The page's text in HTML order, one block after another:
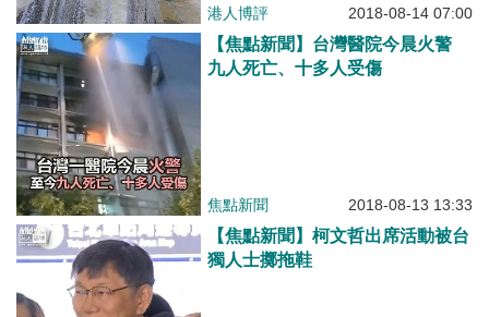
港人博評 2018-08-14 07:00
【焦點新聞】台灣醫院今晨火警
九人死亡、十多人受傷
焦點新聞 2018-08-13 13:33
【焦點新聞】柯文哲出席活動被台
獨人士擲拖鞋